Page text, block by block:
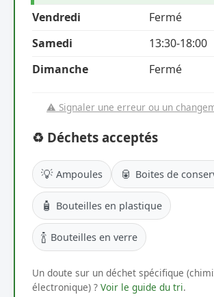
Vendredi
Fermé
Samedi
13:30-18:00
Dimanche
Fermé
⚠️ Signaler une erreur ou un
♻️ Déchets acceptés
💡 Ampoules 🥫 Boites de
🧴 Bouteilles en plastique
🍾 Bouteilles en verre
Un doute sur un déchet spécifique
électronique) ? Voir le guide du tri.